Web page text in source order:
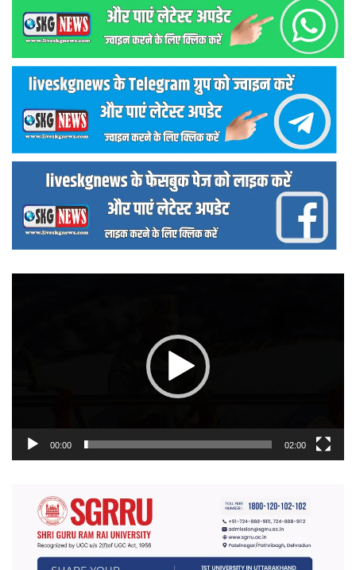
00:00 02:00